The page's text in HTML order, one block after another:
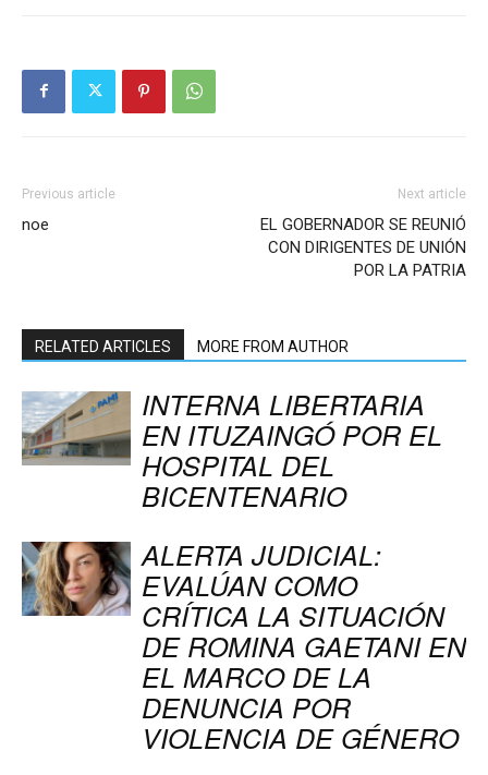
Previous article
noe
Next article
EL GOBERNADOR SE REUNIÓ
CON DIRIGENTES DE UNIÓN
POR LA PATRIA
RELATED ARTICLES MORE FROM AUTHOR
INTERNA LIBERTARIA
EN ITUZAINGÓ POR EL
HOSPITAL DEL
BICENTENARIO
ALERTA JUDICIAL:
EVALÚAN COMO
CRÍTICA LA SITUACIÓN
DE ROMINA GAETANI EN
EL MARCO DE LA
DENUNCIA POR
VIOLENCIA DE GÉNERO